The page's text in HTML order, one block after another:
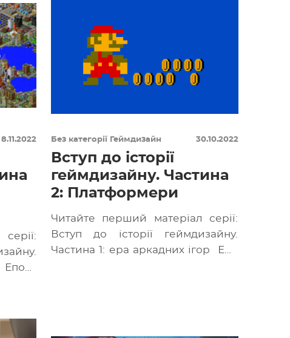
8.11.2022 Без категорії Геймдизайн 30.10.2022
Вступ до історії
геймдизайну. Частина
2: Платформери
Читайте перший матеріал серії:
Вступ до історії геймдизайну.
Частина 1: ера аркадних ігор Ера